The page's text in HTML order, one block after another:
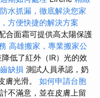
防水抓漏，徹底解決您家
方便快捷的解決方案
合面霜可提供高太陽保護
高雄搬家，專業搬家公
低了紅外（IR）光的效
缺損 測試人員承認，奶
膚光滑。 如何申請台胞
不滿意，並在皮膚上留